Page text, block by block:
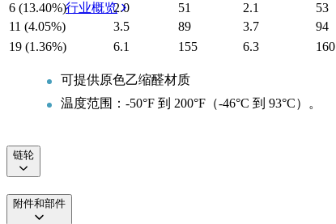
行业概览
6 (13.40%)
2.0 51 2.1 53
11 (4.05%)
3.5 89 3.7 94
19 (1.36%)
6.1 155 6.3 160
可提供原色乙缩醛材质
温度范围：-50°F 到 200°F（-46°C 到 93°C）。
链轮
附件和部件